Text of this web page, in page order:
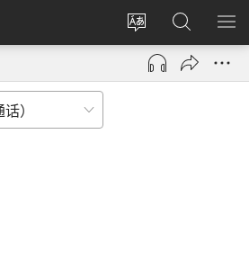
更
改
网
登
录
（打
搜
索
JW.ORG
显